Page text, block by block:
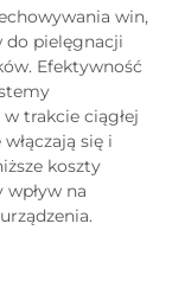
win,
do pielęgnacji
Efektywność
trakcie ciągłej
się i
koszty
na